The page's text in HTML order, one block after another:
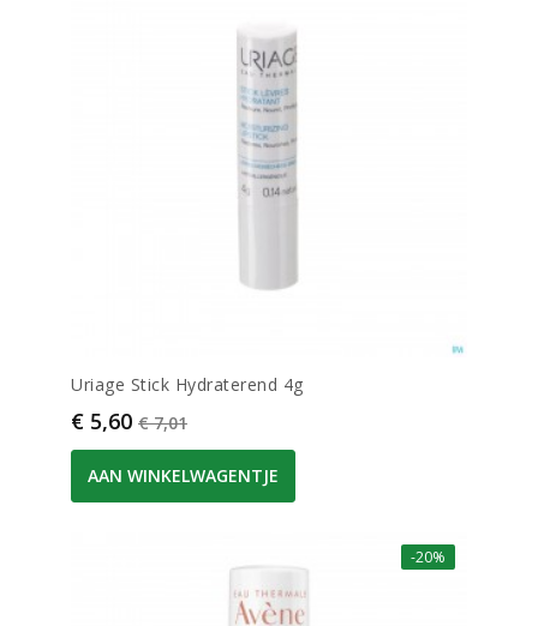
Uriage Stick Hydraterend 4g
Prijs
€ 5,60 Normale prijs
€ 7,01
AAN WINKELWAGENTJE
-20%